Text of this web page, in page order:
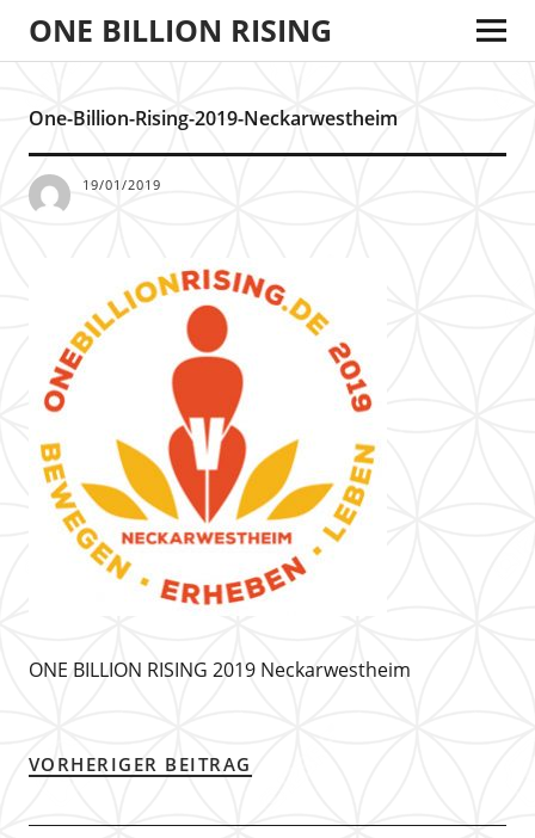
ONE BILLION RISING
One-Billion-Rising-2019-Neckarwestheim
19/01/2019
ONE BILLION RISING 2019 Neckarwestheim
VORHERIGER BEITRAG